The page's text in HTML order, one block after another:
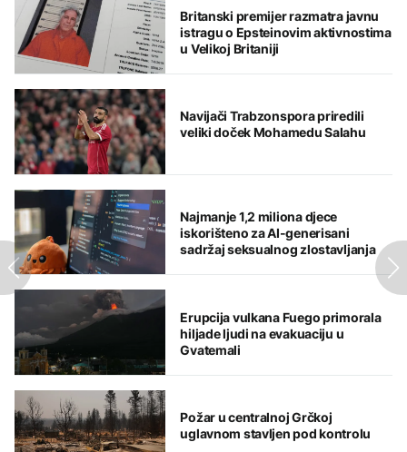
Britanski premijer razmatra javnu
istragu o Epsteinovim aktivnostima
u Velikoj Britaniji
Navijači Trabzonspora priredili
veliki doček Mohamedu Salahu
Najmanje 1,2 miliona djece
iskorišteno za AI-generisani
sadržaj seksualnog zlostavljanja
Erupcija vulkana Fuego primorala
hiljade ljudi na evakuaciju u
Gvatemali
Požar u centralnoj Grčkoj
uglavnom stavljen pod kontrolu